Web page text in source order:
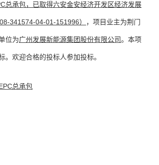
总承包， 已取得六安金安经济开发区经济发展
341574-04-01-151996） ，项目业主为荆门
位为广州发展新能源集团股份有限公司。本项
。欢迎合格的投标人参加投标。
总承包